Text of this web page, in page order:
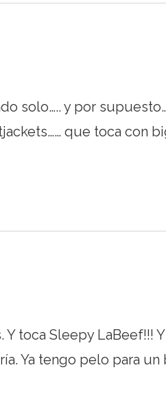
solo….. y por
que toca con
Y toca Sleepy LaBeef!!!
Ya tengo pelo para